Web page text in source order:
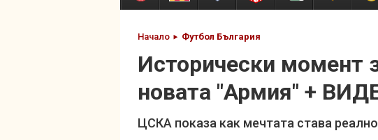
Начало Футбол България
Исторически момент
новата "Армия" +
ЦСКА показа как мечтата става